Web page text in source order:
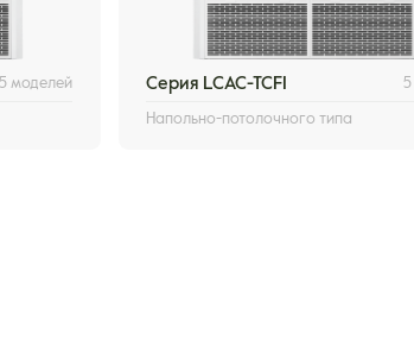
5 моделей Серия LCAC-TCFI
Напольно-потолочного типа